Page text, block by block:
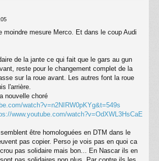
moindre mesure Merco. Et dans le coup Audi
de la jante ce qui fait que le gars au gun
reste pour le changement complet de la
sur la roue avant. Les autres font la roue
l'arrière.
nouvelle choré
watch?v=n2NIRW0pKYg&t=549s
www.youtube.com/watch?v=OdXWL3HsCaE
être homologuées en DTM dans le
pas copier. Perso je vois pas en quoi ca
pas solidaire mais bon... En Nascar ils en